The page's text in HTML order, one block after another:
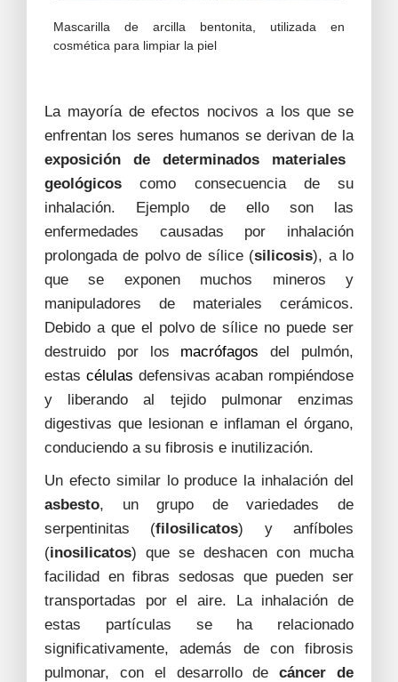
Mascarilla de arcilla bentonita, utilizada en
cosmética para limpiar la piel
La mayoría de efectos nocivos a los que se
enfrentan los seres humanos se derivan de la
exposición de determinados materiales
geológicos como consecuencia de su
inhalación. Ejemplo de ello son las
enfermedades causadas por inhalación
prolongada de polvo de sílice (silicosis), a lo
que se exponen muchos mineros y
manipuladores de materiales cerámicos.
Debido a que el polvo de sílice no puede ser
destruido por los macrófagosdel pulmón,
estas células defensivas acaban rompiéndose
y liberando al tejido pulmonar enzimas
digestivas que lesionan e inflaman el órgano,
conduciendo a su fibrosis e inutilización.
Un efecto similar lo produce la inhalación del
asbesto, un grupo de variedades de
serpentinitas (filosilicatos) y anfíboles
(inosilicatos) que se deshacen con mucha
facilidad en fibras sedosas que pueden ser
transportadas por el aire. La inhalación de
estas partículas se ha relacionado
significativamente, además de con fibrosis
pulmonar, con el desarrollo decáncer de